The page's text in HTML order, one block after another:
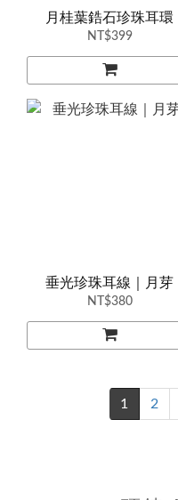
月桂葉鋯石珍珠耳環
NT$399
垂光珍珠耳線｜月芽
NT$380
1 2